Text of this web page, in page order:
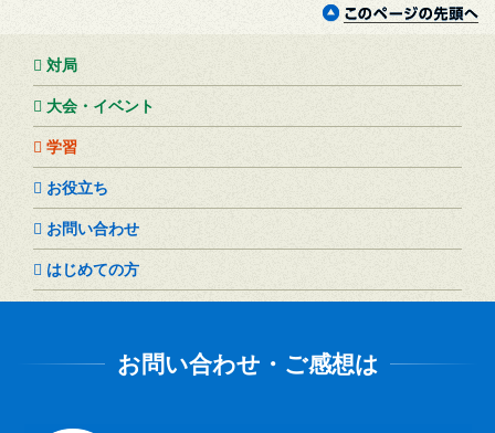
対局
大会・イベント
学習
お役立ち
お問い合わせ
はじめての方